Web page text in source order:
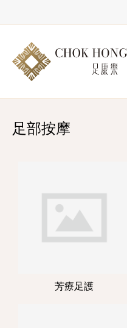
足部按摩
芳療足護